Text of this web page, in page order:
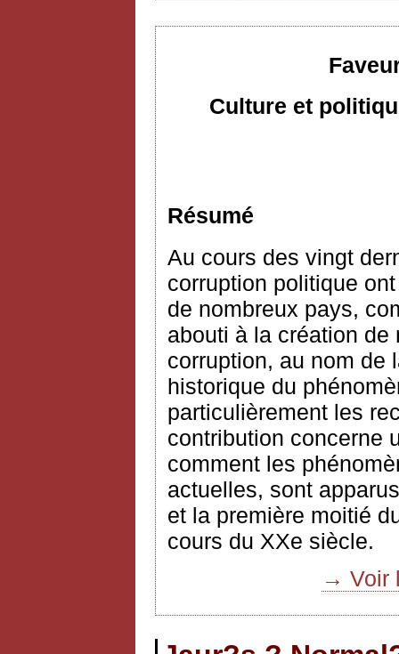
Culture et
Résumé
Au cours des vingt
corruption politique
de nombreux pays,
abouti à la création
corruption, au nom de
historique du
particulièrement les
contribution concerne
comment les
actuelles, sont
et la première moitié
cours du XXe siècle.
→ Voir